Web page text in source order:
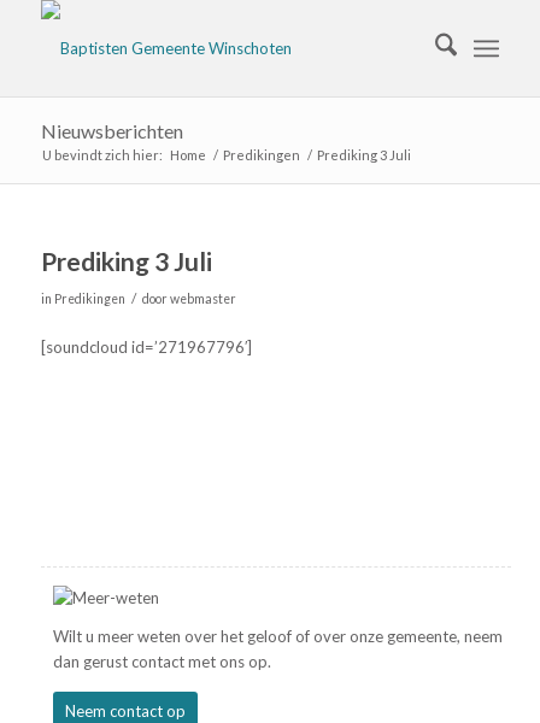
Nieuwsberichten
U bevindt zich hier: Home / Predikingen / Prediking 3 Juli
Prediking 3 Juli
in Predikingen / doorwebmaster
[soundcloud id=’271967796′]
Wilt u meer weten over het geloof of over onze gemeente, neem
dan gerust contact met ons op.
Neem contact op